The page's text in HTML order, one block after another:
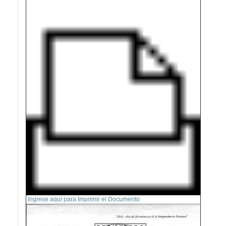
Ingrese aquí para Imprimir el Documento